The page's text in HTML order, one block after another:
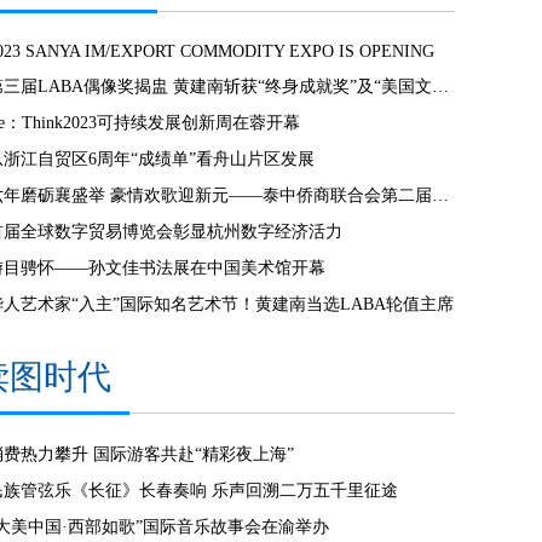
SANYA IM/EXPORT COMMODITY EXPO IS OPENING
第三届LABA偶像奖揭盅 黄建南斩获“终身成就奖”及“美国文化奖”
：Think2023可持续发展创新周在蓉开幕
浙江自贸区6周年“成绩单”看舟山片区发展
六年磨砺襄盛举 豪情欢歌迎新元——泰中侨商联合会第二届第七次会员大会暨新春联欢晚会隆重举行
届全球数字贸易博览会彰显杭州数字经济活力
目骋怀——孙文佳书法展在中国美术馆开幕
人艺术家“入主”国际知名艺术节！黄建南当选LABA轮值主席
图时代
费热力攀升 国际游客共赴“精彩夜上海”
族管弦乐《长征》长春奏响 乐声回溯二万五千里征途
美中国·西部如歌”国际音乐故事会在渝举办